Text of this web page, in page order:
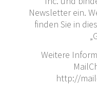
Newsletter ein.
finden Sie in
Weitere
http://